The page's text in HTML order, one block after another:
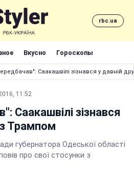
rbc.ua
Вкусно Гороскопы
Саакашвілі зізнався у давній
11:52
Саакашвілі зізнався
Трампом
губернатора Одеської області
про свої стосунки з